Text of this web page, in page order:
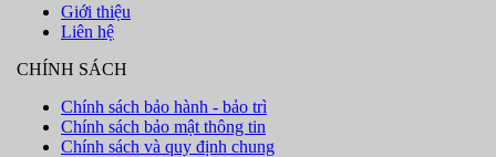
Giới thiệu
Liên hệ
CHÍNH SÁCH
Chính sách bảo hành - bảo trì
Chính sách bảo mật thông tin
Chính sách và quy định chung